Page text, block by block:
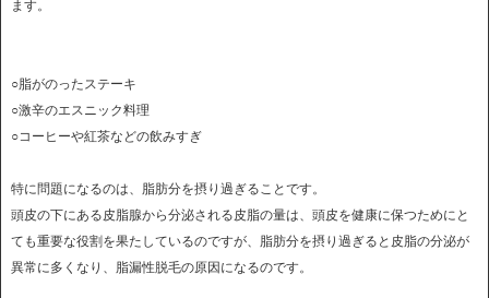
ます。
○脂がのったステーキ
○激辛のエスニック料理
○コーヒーや紅茶などの飲みすぎ
特に問題になるのは、脂肪分を摂り過ぎることです。
頭皮の下にある皮脂腺から分泌される皮脂の量は、頭皮を健康に保つためにと
ても重要な役割を果たしているのですが、脂肪分を摂り過ぎると皮脂の分泌が
異常に多くなり、脂漏性脱毛の原因になるのです。